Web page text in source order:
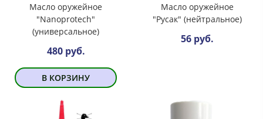
Масло оружейное
"Nanoprotech"
(универсальное)
480 руб.
В КОРЗИНУ
Масло оружейное
"Русак" (нейтральное)
56 руб.